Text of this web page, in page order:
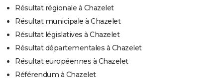
Résultat régionale à Chazelet
Résultat municipale à Chazelet
Résultat législatives à Chazelet
Résultat départementales à Chazelet
Résultat européennes à Chazelet
Référendum à Chazelet